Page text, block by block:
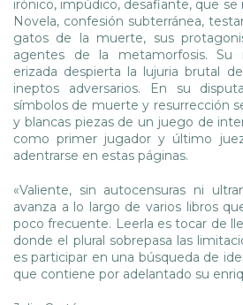
irónico, impúdico, desafiante, que se
Novela, confesión subterránea,
gatos de la muerte, sus
agentes de la metamorfosis. Su
erizada despierta la lujuria brutal
ineptos adversarios. En su
símbolos de muerte y resurrección
y blancas piezas de un juego de
como primer jugador y último
adentrarse en estas páginas.
«Valiente, sin autocensuras ni
avanza a lo largo de varios libros
poco frecuente. Leerla es tocar de
donde el plural sobrepasa las
es participar en una búsqueda de
que contiene por adelantado su